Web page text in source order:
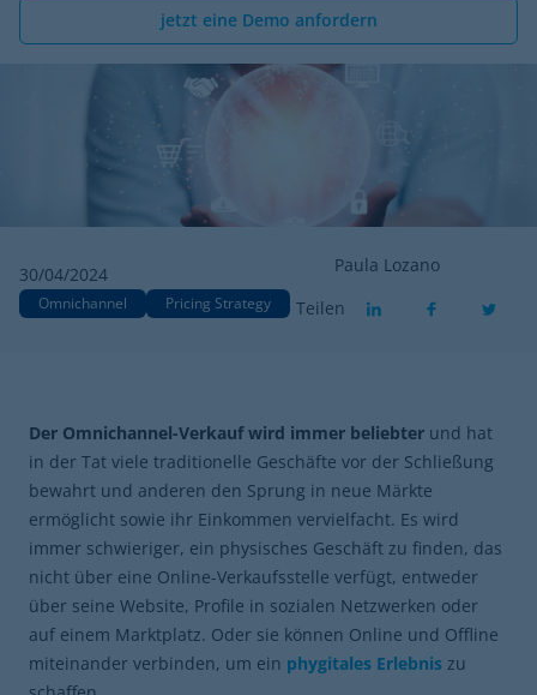
jetzt eine Demo anfordern
30/04/2024
Omnichannel Pricing Strategy
Paula Lozano
Teilen
Der Omnichannel-Verkauf wird immer beliebter und hat
in der Tat viele traditionelle Geschäfte vor der Schließung
bewahrt und anderen den Sprung in neue Märkte
ermöglicht sowie ihr Einkommen vervielfacht. Es wird
immer schwieriger, ein physisches Geschäft zu finden, das
nicht über eine Online-Verkaufsstelle verfügt, entweder
über seine Website, Profile in sozialen Netzwerken oder
auf einem Marktplatz. Oder sie können Online und Offline
miteinander verbinden, um ein phygitales Erlebnis zu